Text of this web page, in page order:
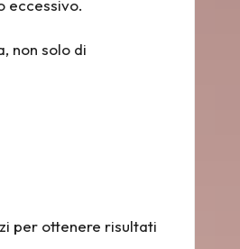
eccessivo.
non solo di
per ottenere risultati